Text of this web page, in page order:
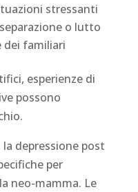
stressanti
o lutto
dei familiari
esperienze di
possono
depressione post
per
neo-mamma. Le